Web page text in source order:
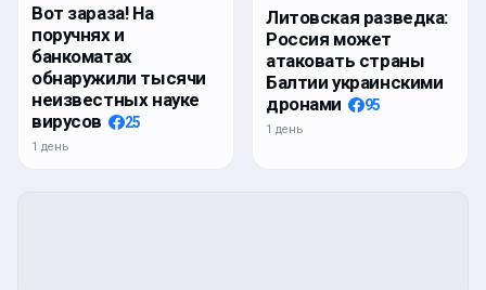
Вот зараза! На
поручнях и
банкоматах
обнаружили тысячи
неизвестных науке
вирусов
25
1 день
Литовская разведка:
Россия может
атаковать страны
Балтии украинскими
дронами
95
1 день